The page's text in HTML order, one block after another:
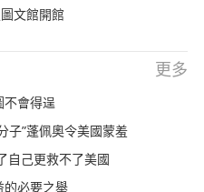
文館開館
更多
不會得逞
子”蓬佩奧令美國蒙羞
自己更救不了美國
的必要之舉